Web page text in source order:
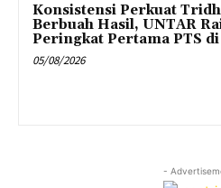
Konsistensi Perkuat
Berbuah Hasil, UNTAR
Peringkat Pertama PTS
05/08/2026
-